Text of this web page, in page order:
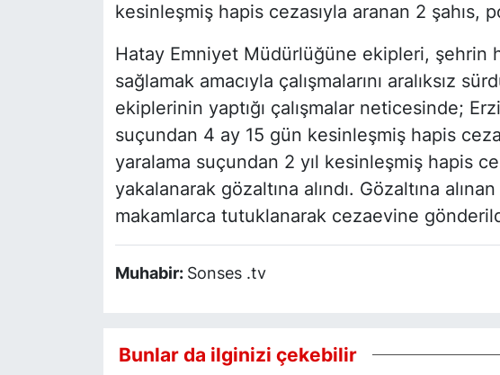
kesinleşmiş hapis cezasıyla aranan 2 şahıs,
Hatay Emniyet Müdürlüğüne ekipleri, şehrin
sağlamak amacıyla çalışmalarını aralıksız
ekiplerinin yaptığı çalışmalar neticesinde;
suçundan 4 ay 15 gün kesinleşmiş hapis
yaralama suçundan 2 yıl kesinleşmiş hapis
yakalanarak gözaltına alındı. Gözaltına
makamlarca tutuklanarak cezaevine
Muhabir: Sonses .tv
Bunlar da ilginizi çekebilir